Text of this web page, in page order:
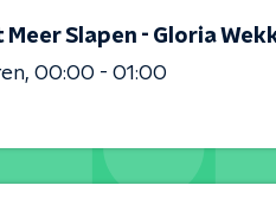
Meer Slapen - Gloria
00:00 - 01:00